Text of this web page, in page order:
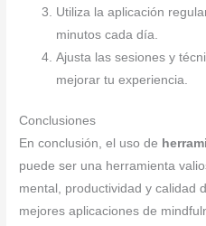
Utiliza la aplicación
minutos cada día.
Ajusta las sesiones y
mejorar tu experiencia.
Conclusiones
En conclusión, el uso de
puede ser una herramienta
mental, productividad y calidad
mejores aplicaciones de